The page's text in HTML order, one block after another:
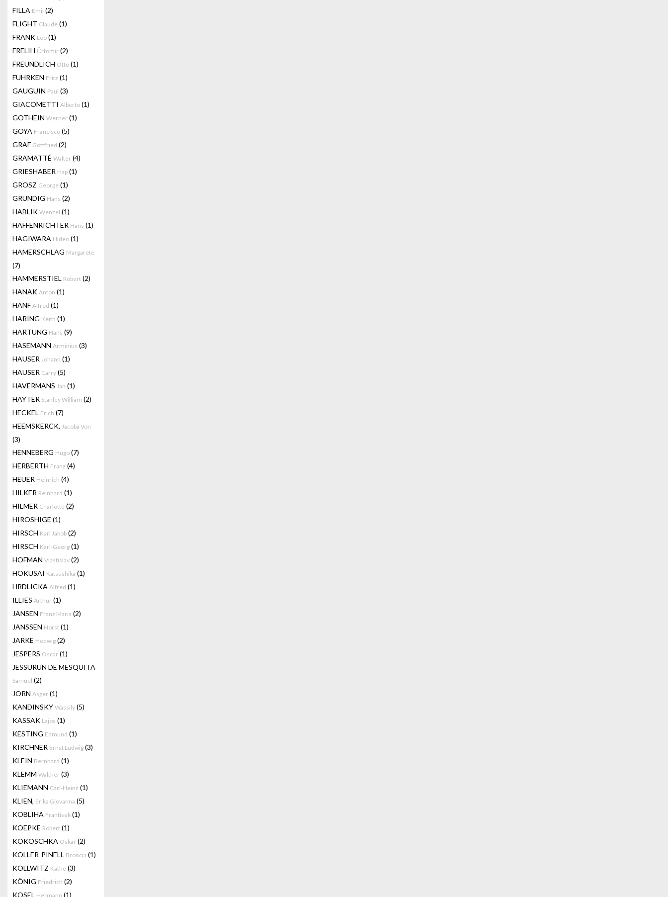
FILLA Emil (2)
FLIGHT Claude (1)
FRANK Leo (1)
FRELIH Črtomir (2)
FREUNDLICH Otto (1)
FUHRKEN Fritz (1)
GAUGUIN Paul (3)
GIACOMETTI Alberto (1)
GOTHEIN Werner (1)
GOYA Francisco (5)
GRAF Gottfried (2)
GRAMATTÉ Walter (4)
GRIESHABER Hap (1)
GROSZ George (1)
GRUNDIG Hans (2)
HABLIK Wenzel (1)
HAFFENRICHTER Hans (1)
HAGIWARA Hideo (1)
HAMERSCHLAG Margarete
(7)
HAMMERSTIEL Robert (2)
HANAK Anton (1)
HANF Alfred (1)
HARING Keith (1)
HARTUNG Hans (9)
HASEMANN Arminius (3)
HAUSER Johann (1)
HAUSER Carry (5)
HAVERMANS Jan (1)
HAYTER Stanley William (2)
HECKEL Erich (7)
HEEMSKERCK, Jacoba Von
(3)
HENNEBERG Hugo (7)
HERBERTH Franz (4)
HEUER Heinrich (4)
HILKER Reinhard (1)
HILMER Charlotte (2)
HIROSHIGE (1)
HIRSCH Karl Jakob (2)
HIRSCH Karl-Georg (1)
HOFMAN Vlastislav (2)
HOKUSAI Katsushika (1)
HRDLICKA Alfred (1)
ILLIES Arthur (1)
JANSEN Franz Maria (2)
JANSSEN Horst (1)
JARKE Hedwig (2)
JESPERS Oscar (1)
JESSURUN DE MESQUITA
Samuel (2)
JORN Asger (1)
KANDINSKY Wassily (5)
KASSAK Lajos (1)
KESTING Edmund (1)
KIRCHNER Ernst Ludwig (3)
KLEIN Bernhard (1)
KLEMM Walther (3)
KLIEMANN Carl-Heinz (1)
KLIEN, Erika Giovanna (5)
KOBLIHA Frantisek (1)
KOEPKE Robert (1)
KOKOSCHKA Oskar (2)
KOLLER-PINELL Broncia (1)
KOLLWITZ Käthe (3)
KÖNIG Friedrich (2)
KOSEL Hermann (1)